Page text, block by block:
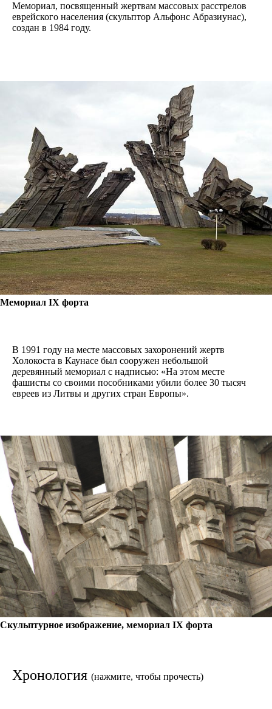
Мемориал, посвященный жертвам массовых расстрелов
еврейского населения (скульптор Альфонс Абразиунас),
создан в 1984 году.
Мемориал IX форта
В 1991 году на месте массовых захоронений жертв
Холокоста в Каунасе был сооружен небольшой
деревянный мемориал с надписью: «На этом месте
фашисты со своими пособниками убили более 30 тысяч
евреев из Литвы и других стран Европы».
Скульптурное изображение, мемориал IX форта
Хронология (нажмите, чтобы прочесть)